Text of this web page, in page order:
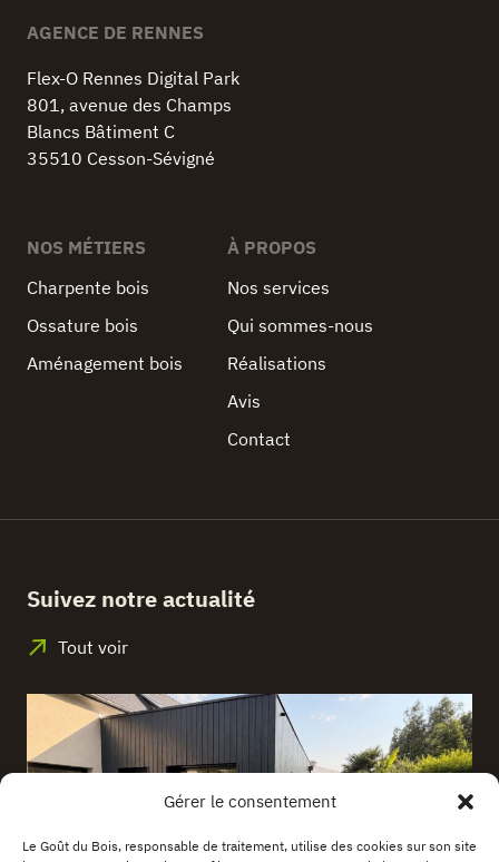
Gérer le consentement
Le Goût du Bois, responsable de traitement, utilise des cookies sur son site
AGENCE DE RENNES
Flex-O Rennes Digital Park
801, avenue des Champs
Blancs Bâtiment C
35510 Cesson-Sévigné
NOS MÉTIERS
Charpente bois
Ossature bois
Aménagement bois
À PROPOS
Nos services
Qui sommes-nous
Réalisations
Avis
Contact
Suivez notre actualité
Tout voir